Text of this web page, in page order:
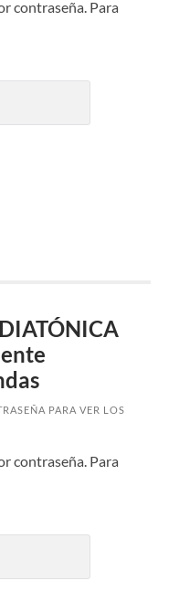
contraseña. Para
PARA VER LOS
contraseña. Para